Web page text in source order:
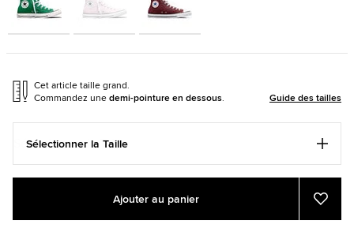
Cet article taille grand.
Commandez unedemi-pointure en dessous. Guide des tailles
Sélectionner la Taille
Add
cart
Product
Ajouter au panier
aux